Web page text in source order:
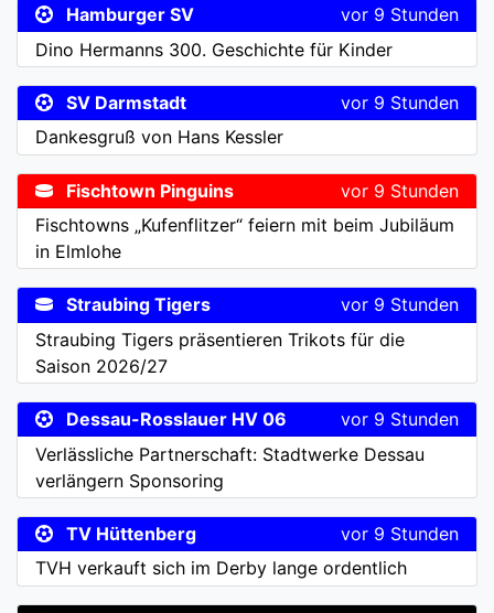
Hamburger SV
vor 9 Stunden
Dino Hermanns 300. Geschichte für Kinder
SV Darmstadt
vor 9 Stunden
Dankesgruß von Hans Kessler
Fischtown Pinguins
vor 9 Stunden
Fischtowns „Kufenflitzer“ feiern mit beim Jubiläum
in Elmlohe
Straubing Tigers
vor 9 Stunden
Straubing Tigers präsentieren Trikots für die
Saison 2026/27
Dessau-Rosslauer HV 06
vor 9 Stunden
Verlässliche Partnerschaft: Stadtwerke Dessau
verlängern Sponsoring
TV Hüttenberg
vor 9 Stunden
TVH verkauft sich im Derby lange ordentlich